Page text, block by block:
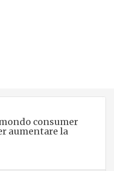
consumer
aumentare la